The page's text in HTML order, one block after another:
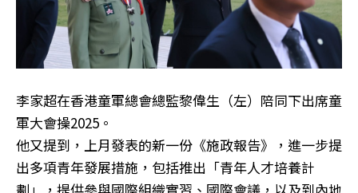
李家超在香港童軍總會總監黎偉生（左）陪同下出席童
軍大會操2025。
他又提到，上月發表的新一份《施政報告》，進一步提
出多項青年發展措施，包括推出「青年人才培養計